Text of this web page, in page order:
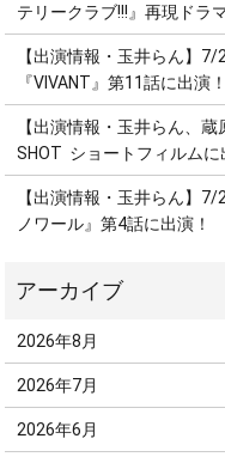
テリークラブ!!!』再現ドラ
【出演情報・玉井らん】
『VIVANT』第11話に出演！
【出演情報・玉井らん、
SHOT ショートフィルムに
【出演情報・玉井らん】
ノワール』第4話に出演！
2026年8月
2026年7月
2026年6月